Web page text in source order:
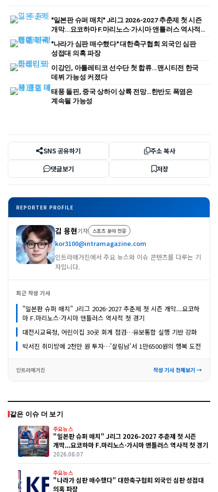
"일본판 슈퍼 매치" J리그 2026-2027 추춘제 첫 시즌
개막...요코하마 F.마리노스·가시마 앤틀러스 역사적
"나라가 심판 매수했다" 대한축구협회 외국인 심판
성접대 의혹 파장
이강인, 아틀레티코 선수단 첫 합류...맨시티전 한국
데뷔 가능성 커졌다
태풍 돌핀, 중국 상하이 상륙 전망…한반도 폭염은
계속될 가능성
SNS 공유하기
주소 복사
댓글보기
저장
REPORTER PROFILE
김 용현기자 스포츠 분야 전문
kor3100@intramagazine.com
인트라매거진에서 주요 뉴스와 이슈 콘텐츠를 다루는 기
자입니다.
최근 작성 기사
"일본판 슈퍼 매치" J리그 2026-2027 추춘제 첫 시즌 개막...요코하
마 F.마리노스·가시마 앤틀러스 역사적 첫 경기
대전시교육청, 어린이집 30곳 회계 점검…유보통합 실행 기반 강화
박서진 취미방에 2천만 원 투자…'살림남'서 1만6500원의 행복 도전
인트라매거진 작성 기사 전체보기 →
같은 이슈 더 보기
주요뉴스
"일본판 슈퍼 매치" J리그 2026-2027 추춘제 첫 시즌
개막...요코하마 F.마리노스·가시마 앤틀러스 역사적 첫 경기
2026.08.07
주요뉴스
"나라가 심판 매수했다" 대한축구협회 외국인 심판 성접대
의혹 파장